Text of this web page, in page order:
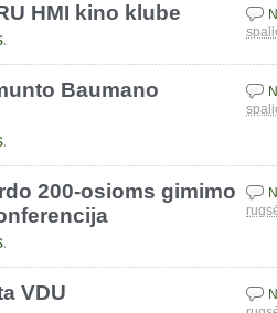
HMI kino klube
.
Baumano
.
200-osioms gimimo
.
VDU